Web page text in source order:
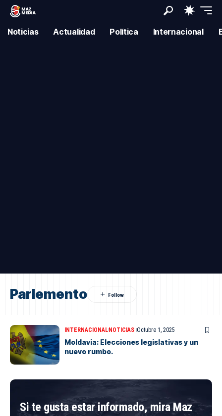
Noticias Actualidad Política Internacional
Parlemento
INTERNACIONALNOTICIAS Octubre 1, 2025
Moldavia: Elecciones legislativas y un
nuevo rumbo.
Si te gusta estar informado, mira Maz